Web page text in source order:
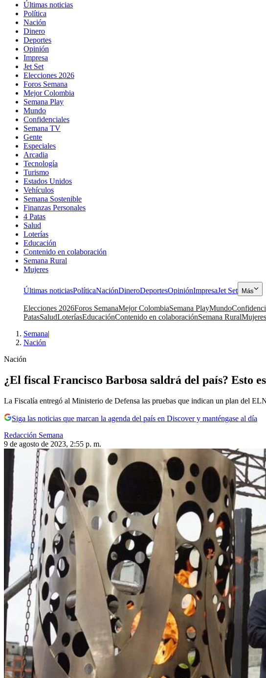
Últimas noticias
Política
Nación
Dinero
Deportes
Opinión
Impresa
Jet Set
Elecciones 2026
Foros Semana
Mejor Colombia
Semana Play
Mundo
Confidenciales
Semana TV
Gente
Especiales
Arcadia
Tecnología
Turismo
Estados Unidos
Vehículos
Semana Sostenible
Finanzas Personales
4 Patas
Salud
Loterías
Educación
Contenido en colaboración
Semana Rural
Mujeres
Últimas noticiasPolíticaNaciónDineroDeportesOpiniónImpresaJet Set Más
Elecciones 2026Foros SemanaMejor ColombiaSemana PlayMundo
PatasSaludLoteríasEducaciónContenido en colaboraciónSemana RuralMujeres
Semana|
Nación
Nación
¿El fiscal Francisco Barbosa saldrá del país? Esto
La Fiscalía entregó al Ministerio de Defensa las pruebas que indican un plan del
Siga las noticias que marcan la agenda del país en Discover y manténgase al día
Redacción Semana
9 de agosto de 2023, 2:55 p. m.